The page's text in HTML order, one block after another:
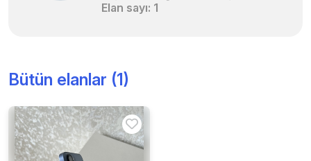
Elan sayı: 1
Bütün elanlar (1)